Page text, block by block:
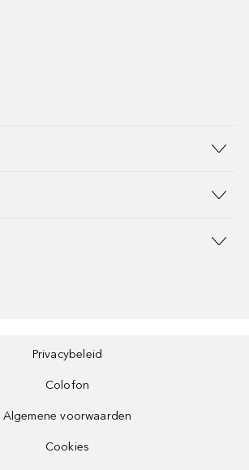
Privacybeleid
Colofon
Algemene voorwaarden
Cookies